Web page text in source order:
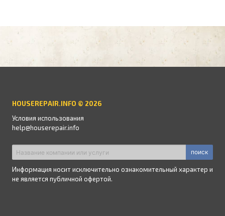
HOUSEREPAIR.INFO © 2026
Условия использования
help@houserepair.info
поиск
Информация носит исключительно ознакомительный характер и
не является публичной офертой.